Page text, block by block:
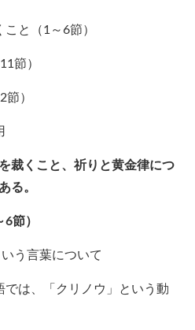
（1～6節）
）
）
裁くこと、祈りと黄金律につ
る。
節）
う言葉について
、「クリノウ」という動